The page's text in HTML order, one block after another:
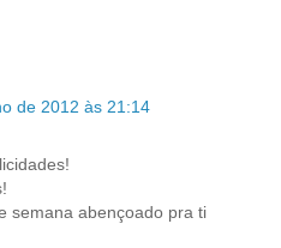
de 2012 às 21:14
semana abençoado pra ti